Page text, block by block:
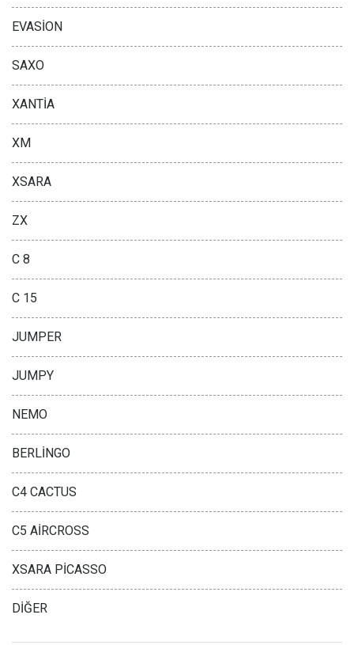
EVASİON
SAXO
XANTİA
XM
XSARA
ZX
C 8
C 15
JUMPER
JUMPY
NEMO
BERLİNGO
C4 CACTUS
C5 AİRCROSS
XSARA PİCASSO
DİĞER